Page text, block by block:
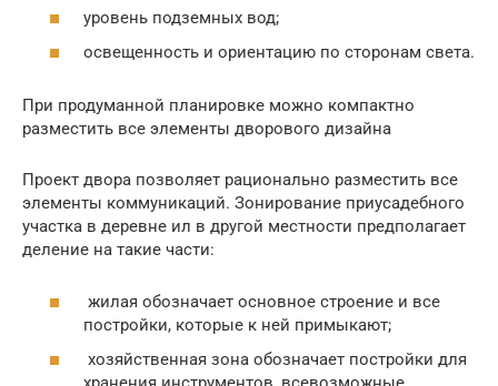
уровень подземных вод;
освещенность и ориентацию по сторонам света.
При продуманной планировке можно компактно
разместить все элементы дворового дизайна
Проект двора позволяет рационально разместить все
элементы коммуникаций. Зонирование приусадебного
участка в деревне ил в другой местности предполагает
деление на такие части:
жилая обозначает основное строение и все
постройки, которые к ней примыкают;
хозяйственная зона обозначает постройки для